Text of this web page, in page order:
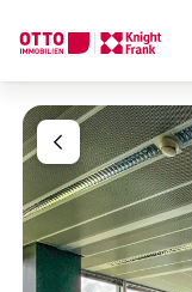
We find your
Dream
Tell us what you're
How would you